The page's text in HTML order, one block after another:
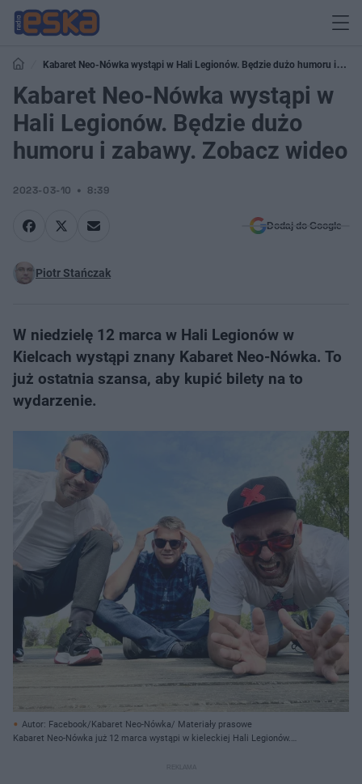
Kabaret Neo-Nówka wystąpi w Hali Legionów. Będzie dużo humoru i
zabawy. Zobacz wideo
Kabaret Neo-Nówka wystąpi w
Hali Legionów. Będzie dużo
humoru i zabawy. Zobacz wideo
2023-03-10 8:39
Dodaj do Google
Piotr Stańczak
W niedzielę 12 marca w Hali Legionów w
Kielcach wystąpi znany Kabaret Neo-Nówka. To
już ostatnia szansa, aby kupić bilety na to
wydarzenie.
Autor: Facebook/Kabaret Neo-Nówka/ Materiały prasowe
Kabaret Neo-Nówka już 12 marca wystąpi w kieleckiej Hali Legionów.